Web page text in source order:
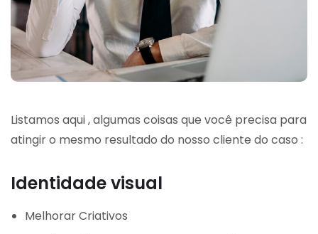
Listamos aqui , algumas coisas que você precisa para
atingir o mesmo resultado do nosso cliente do caso :
Identidade visual
Melhorar Criativos